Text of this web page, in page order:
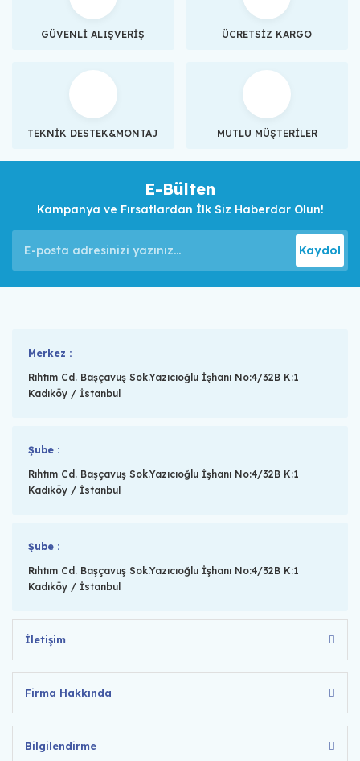
GÜVENLİ ALIŞVERİŞ ÜCRETSİZ KARGO
TEKNİK DESTEK&MONTAJ MUTLU MÜŞTERİLER
E-Bülten
Kampanya ve Fırsatlardan İlk Siz Haberdar Olun!
Kaydol
Merkez :
Rıhtım Cd. Başçavuş Sok.Yazıcıoğlu İşhanı No:4/32B K:1
Kadıköy / İstanbul
Şube :
Rıhtım Cd. Başçavuş Sok.Yazıcıoğlu İşhanı No:4/32B K:1
Kadıköy / İstanbul
Şube :
Rıhtım Cd. Başçavuş Sok.Yazıcıoğlu İşhanı No:4/32B K:1
Kadıköy / İstanbul
İletişim
Firma Hakkında
Bilgilendirme